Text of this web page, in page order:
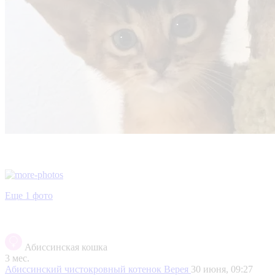
Еще 1 фото
Абиссинская кошка
3 мес.
Абиссинский чистокровный котенок Верея 30 июня, 09:27